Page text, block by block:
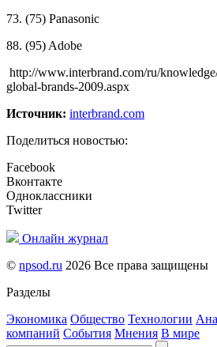
73. (75) Panasonic
88. (95) Adobe
http://www.interbrand.com/ru/
global-brands-2009.aspx
Источник: interbrand.com
Поделиться новостью:
Facebook
Вконтакте
Одноклассники
Twitter
Онлайн журнал
© npsod.ru 2026 Все права защищены
Разделы
Экономика Общество Технологии
компаний События Мнения В мире